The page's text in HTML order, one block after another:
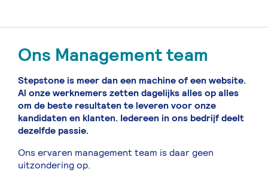
Ons Management team
Stepstone is meer dan een machine of een website.
Al onze werknemers zetten dagelijks alles op alles
om de beste resultaten te leveren voor onze
kandidaten en klanten. Iedereen in ons bedrijf deelt
dezelfde passie.
Ons ervaren management team is daar geen
uitzondering op.